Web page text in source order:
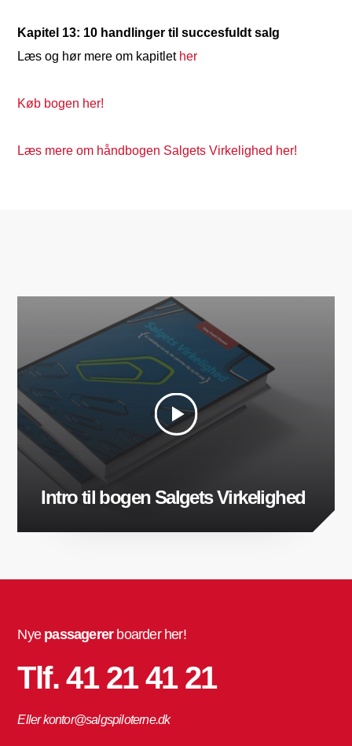
Kapitel 13: 10 handlinger til succesfuldt salg
Læs og hør mere om kapitlet her
Køb bogen her!
Læs mere om håndbogen Salgets Virkelighed her!
Intro til bogen Salgets Virkelighed
Nye passagererboarder her!
Tlf. 41 21 41 21
Eller kontor@salgspiloterne.dk